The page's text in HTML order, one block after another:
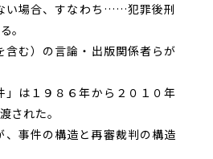
い場合、すなわち……犯罪後刑
。
む）の言論・出版関係者らが
は１９８６年から２０１０年
された。
事件の構造と再審裁判の構造